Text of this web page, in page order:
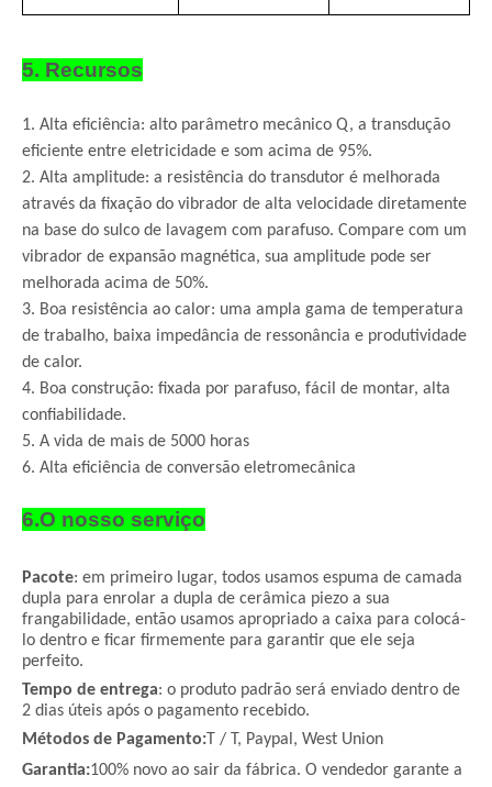
5. Recursos
1. Alta eficiência: alto parâmetro mecânico Q, a transdução
eficiente entre eletricidade e som acima de 95%.
2. Alta amplitude: a resistência do transdutor é melhorada
através da fixação do vibrador de alta velocidade diretamente
na base do sulco de lavagem com parafuso. Compare com um
vibrador de expansão magnética, sua amplitude pode ser
melhorada acima de 50%.
3. Boa resistência ao calor: uma ampla gama de temperatura
de trabalho, baixa impedância de ressonância e produtividade
de calor.
4. Boa construção: fixada por parafuso, fácil de montar, alta
confiabilidade.
5. A vida de mais de 5000 horas
6. Alta eficiência de conversão eletromecânica
6.O nosso serviço
Pacote: em primeiro lugar, todos usamos espuma de camada
dupla para enrolar a dupla de cerâmica piezo a sua
frangabilidade, então usamos apropriado a caixa para colocá-
lo dentro e ficar firmemente para garantir que ele seja
perfeito.
Tempo de entrega: o produto padrão será enviado dentro de
2 dias úteis após o pagamento recebido.
Métodos de Pagamento: T / T, Paypal, West Union
Garantia:100% novo ao sair da fábrica. O vendedor garante a